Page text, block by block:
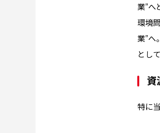
業”へ
環境
業”へ
とし
資
特に